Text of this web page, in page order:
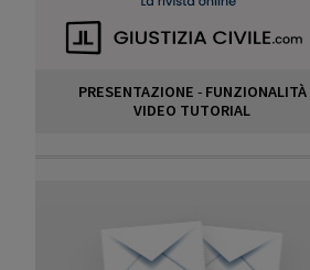
PRESENTAZIONE - FUNZIONALITÀ
VIDEO TUTORIAL